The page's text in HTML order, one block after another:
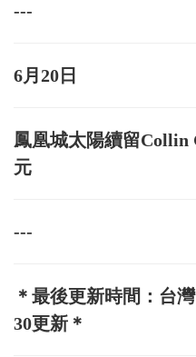
---
6月20日
鳳凰城太陽續留Collin
元
---
＊最後更新時間：台
30更新＊